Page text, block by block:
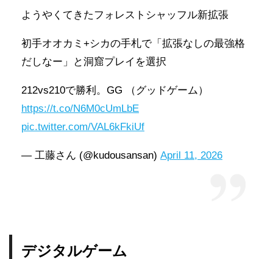
ようやくてきたフォレストシャッフル新拡張
初手オオカミ+シカの手札で「拡張なしの最強格
だしなー」と洞窟プレイを選択
212vs210で勝利。GG （グッドゲーム）
https://t.co/N6M0cUmLbE
pic.twitter.com/VAL6kFkiUf
— 工藤さん (@kudousansan) April 11, 2026
デジタルゲーム